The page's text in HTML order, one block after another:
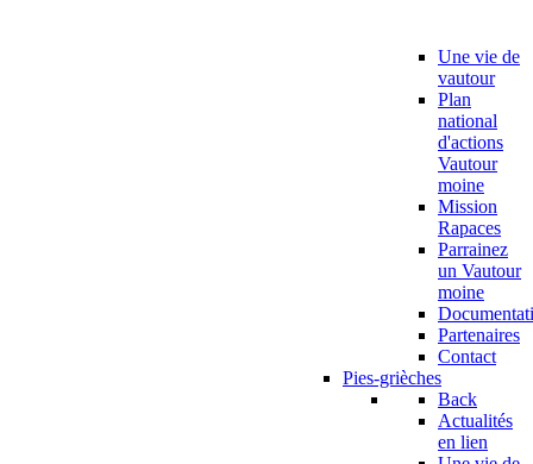
Une vie de
vautour
Plan
national
d'actions
Vautour
moine
Mission
Rapaces
Parrainez
un Vautour
moine
Partenaires
Contact
Pies-grièches
Back
Actualités
en lien